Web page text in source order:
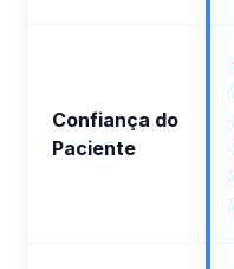
Confiança do
Paciente